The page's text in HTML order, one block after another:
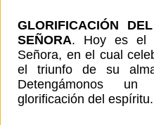
GLORIFICACIÓN
SEÑORA. Hoy es el
Señora, en el cual
el triunfo de su
Detengámonos
glorificación del espíritu.